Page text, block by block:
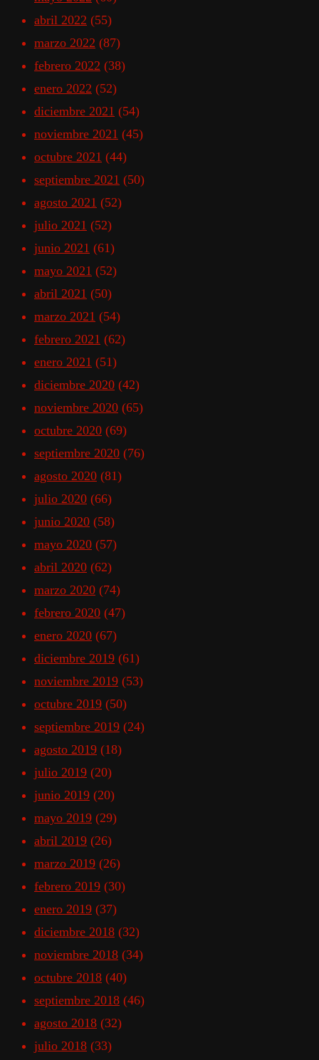
abril 2022 (55)
marzo 2022 (87)
febrero 2022 (38)
enero 2022 (52)
diciembre 2021 (54)
noviembre 2021 (45)
octubre 2021 (44)
septiembre 2021 (50)
agosto 2021 (52)
julio 2021 (52)
junio 2021 (61)
mayo 2021 (52)
abril 2021 (50)
marzo 2021 (54)
febrero 2021 (62)
enero 2021 (51)
diciembre 2020 (42)
noviembre 2020 (65)
octubre 2020 (69)
septiembre 2020 (76)
agosto 2020 (81)
julio 2020 (66)
junio 2020 (58)
mayo 2020 (57)
abril 2020 (62)
marzo 2020 (74)
febrero 2020 (47)
enero 2020 (67)
diciembre 2019 (61)
noviembre 2019 (53)
octubre 2019 (50)
septiembre 2019 (24)
agosto 2019 (18)
julio 2019 (20)
junio 2019 (20)
mayo 2019 (29)
abril 2019 (26)
marzo 2019 (26)
febrero 2019 (30)
enero 2019 (37)
diciembre 2018 (32)
noviembre 2018 (34)
octubre 2018 (40)
septiembre 2018 (46)
agosto 2018 (32)
julio 2018 (33)